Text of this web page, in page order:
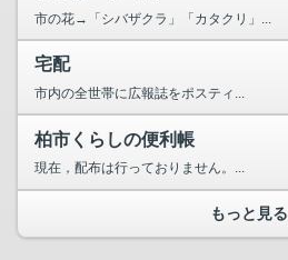
市の花→「シバザクラ」「カタクリ」...
宅配
市内の全世帯に広報誌をポスティ...
柏市くらしの便利帳
現在，配布は行っておりません。...
もっと見る